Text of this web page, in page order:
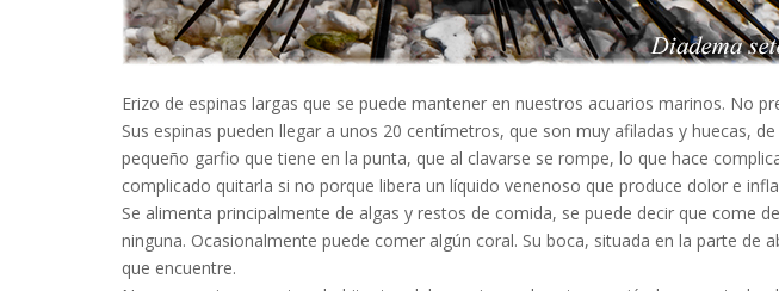
Erizo de espinas largas que se puede mantener en nuestros acuarios marinos. No
Sus espinas pueden llegar a unos 20 centímetros, que son muy afiladas y huecas,
pequeño garfio que tiene en la punta, que al clavarse se rompe, lo que hace
complicado quitarla si no porque libera un líquido venenoso que produce dolor e
Se alimenta principalmente de algas y restos de comida, se puede decir que come
ninguna. Ocasionalmente puede comer algún coral. Su boca, situada en la parte
que encuentre.